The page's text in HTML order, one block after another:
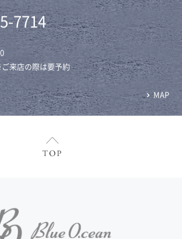
7714
来店の際は要予約
MAP